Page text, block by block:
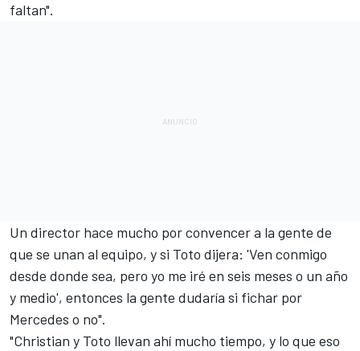
faltan".
Un director hace mucho por convencer a la gente de
que se unan al equipo, y si Toto dijera: 'Ven conmigo
desde donde sea, pero yo me iré en seis meses o un año
y medio', entonces la gente dudaría si fichar por
Mercedes o no".
"Christian y Toto llevan ahí mucho tiempo, y lo que eso